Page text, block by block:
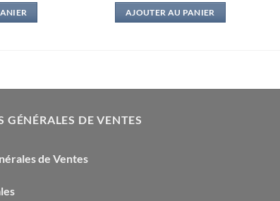
AJOUTER AU PANIER
DE VENTES
de Ventes